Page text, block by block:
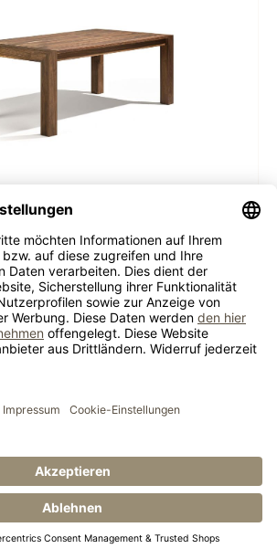
cm |Breite: 80 cm - 130 cm |Auszug:
| Bügelfuß - Maßtisch